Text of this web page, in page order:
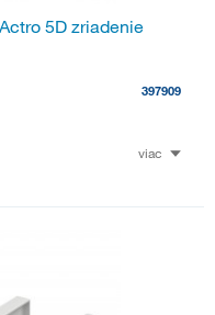
5D zriadenie
397909
viac